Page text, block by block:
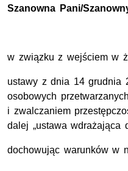
Szanowna Pani/
w związku z wejściem w
ustawy z dnia 14 grudnia
osobowych
i zwalczaniem
dalej „ustawa wdrażająca
dochowując warunków w